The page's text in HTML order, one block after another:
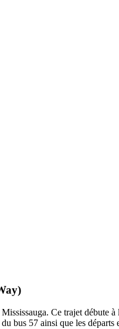
Ce trajet
bus 57 ainsi que les